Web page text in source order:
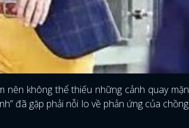
nên không thể thiếu những cảnh quay mặn
đã gặp phải nỗi lo về phản ứng của chồng